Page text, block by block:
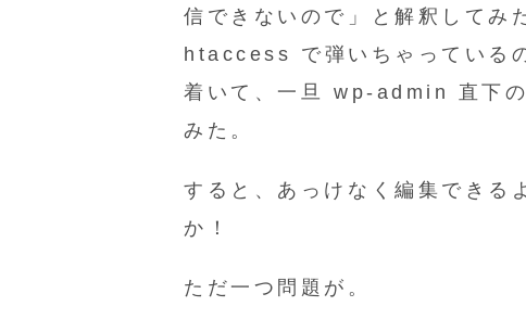
信できないので」と解釈して
htaccess で弾いちゃっている
着いて、一旦 wp-admin 直下
みた。
すると、あっけなく編集できる
か！
ただ一つ問題が。